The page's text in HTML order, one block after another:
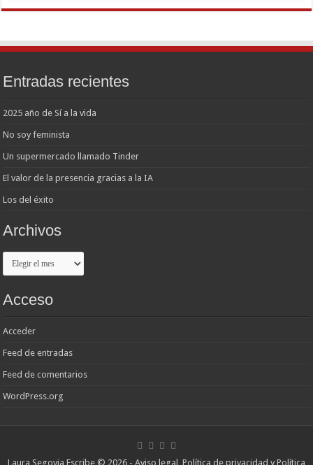
Entradas recientes
2025 año de Sí a la vida
No soy feminista
Un supermercado llamado Tinder
El valor de la presencia gracias a la IA
Los del éxito
Archivos
Archivos
Acceso
Acceder
Feed de entradas
Feed de comentarios
WordPress.org
Laura Segovia Escribe © 2026 - Aviso legal, Política de privacidad y Política